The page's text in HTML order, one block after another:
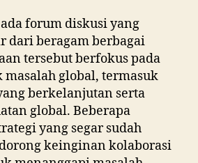
forum diskusi yang
dari beragam berbagai
tersebut berfokus pada
masalah global, termasuk
berkelanjutan serta
global. Beberapa
yang segar sudah
keinginan kolaborasi